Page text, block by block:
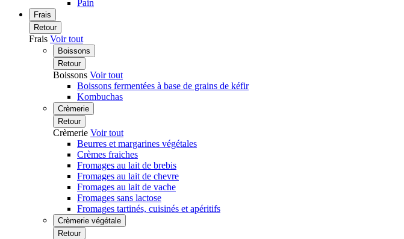
Pain
Frais
Retour
Frais Voir tout
Boissons
Retour
Boissons Voir tout
Boissons fermentées à base de grains de kéfir
Kombuchas
Crèmerie
Retour
Crèmerie Voir tout
Beurres et margarines végétales
Crèmes fraiches
Fromages au lait de brebis
Fromages au lait de chevre
Fromages au lait de vache
Fromages sans lactose
Fromages tartinés, cuisinés et apéritifs
Crèmerie végétale
Retour